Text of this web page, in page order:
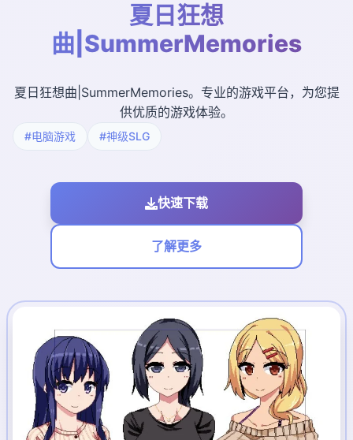
夏日狂想
曲|SummerMemories
夏日狂想曲|SummerMemories。专业的游戏平台，为您提
供优质的游戏体验。
#电脑游戏 #神级SLG
快速下载
了解更多